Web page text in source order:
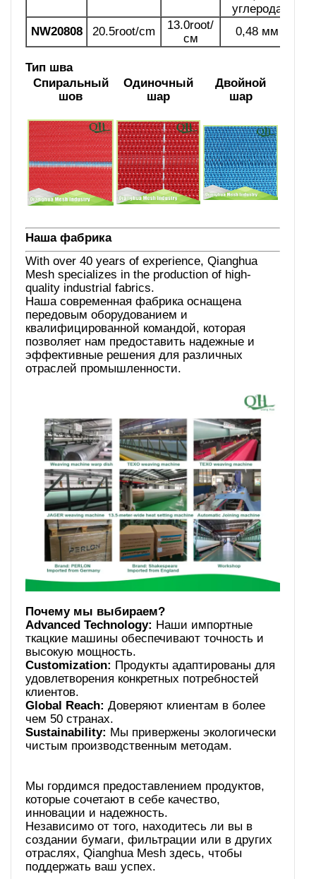
углерода
NW20808
20.5root/cm
13.0root/
см
0,48 мм
Тип шва
Спиральный
шов
Одиночный
шар
Двойной
шар
Наша фабрика
With over 40 years of experience, Qianghua
Mesh specializes in the production of high-
quality industrial fabrics.
Наша современная фабрика оснащена
передовым оборудованием и
квалифицированной командой, которая
позволяет нам предоставить надежные и
эффективные решения для различных
отраслей промышленности.
Advanced Technology: Наши импортные
ткацкие машины обеспечивают точность и
Customization: Продукты адаптированы для
удовлетворения конкретных потребностей
Global Reach: Доверяют клиентам в более
Sustainability: Мы привержены экологически
Мы гордимся предоставлением продуктов,
которые сочетают в себе качество,
инновации и надежность.
Независимо от того, находитесь ли вы в
создании бумаги, фильтрации или в других
отраслях, Qianghua Mesh здесь, чтобы